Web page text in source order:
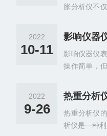
应，无腐蚀
用的领域较
几部分组成
信号采集模
同，差示扫
胀分析仪不
胀系数，还
得出的玻璃
的玻璃，其
于特殊用途
适热膨胀仪
定的区别，
究也是非常
2022
10-11
影响仪器
影响仪器仪
操作简单，
器上测量，
峰的最高温
发生一定变
多因素有关
2022
9-26
热重分析仪
析仪是一种